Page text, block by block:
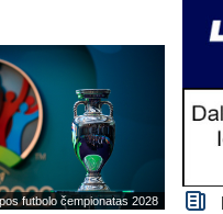
futbolo čempionatas 2028